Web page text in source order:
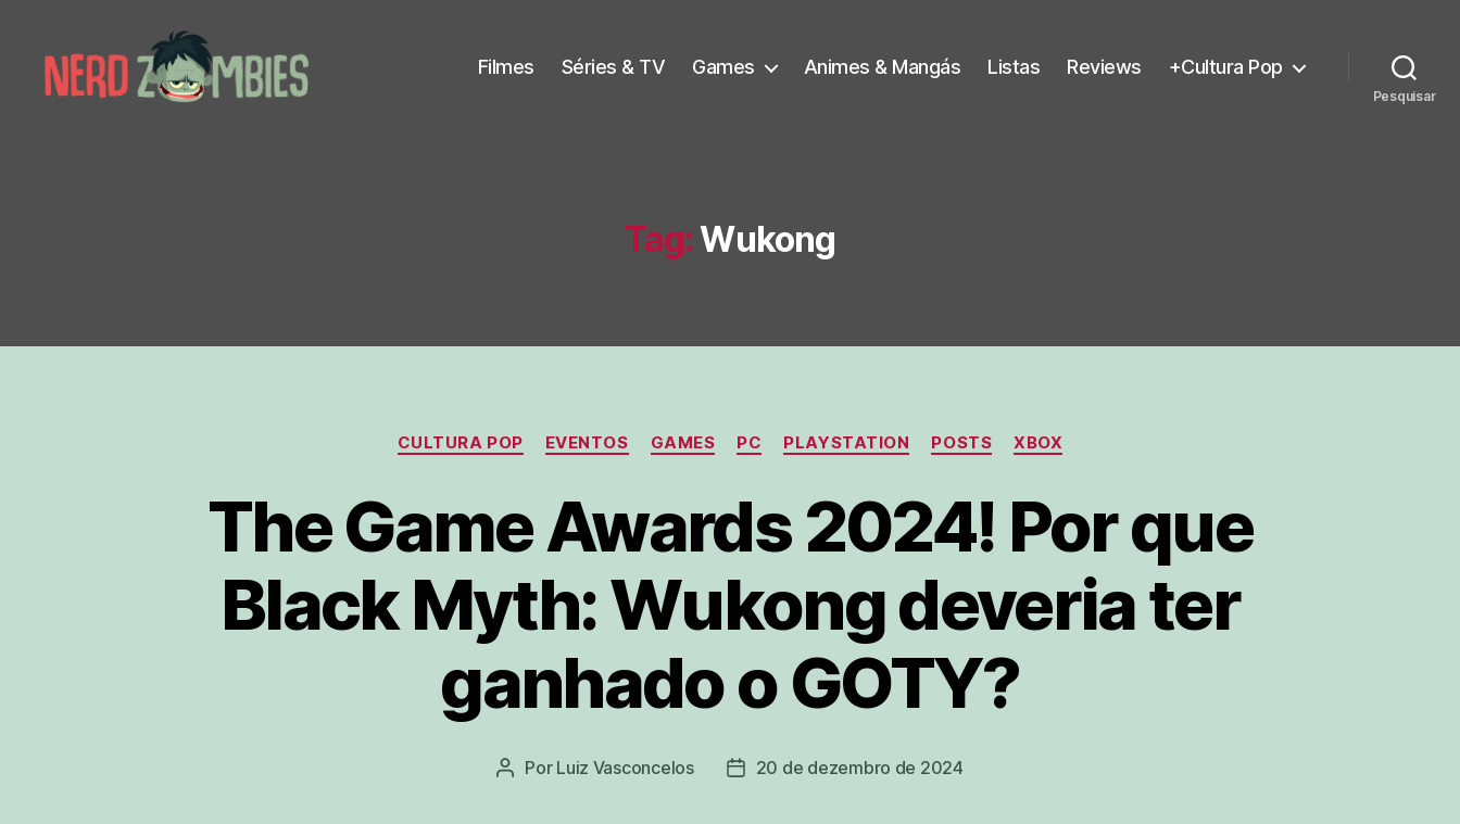
Filmes Séries & TV Games Animes & Mangás Listas Reviews +Cultura Pop
Pesquisar
Tag:Wukong
Categorias
CULTURA POP EVENTOS GAMES PC PLAYSTATION POSTS XBOX
The Game Awards 2024! Por que
Black Myth: Wukong deveria ter
ganhado o GOTY?
Autor
Por Luiz Vasconcelos
Data20 de dezembro de 2024